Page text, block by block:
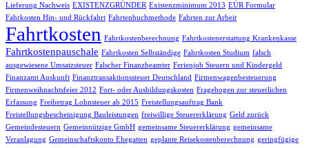
Lieferung Nachweis EXISTENZGRÜNDER Existenzminimum 2013 EÜR Formular
Fahrkosten Hin- und Rückfahrt Fahrtenbuchmethode Fahrten zur Arbeit
Fahrtkosten Fahrtkostenberechnung Fahrtkostenerstattung Krankenkasse
Fahrtkostenpauschale Fahrtkosten Selbständige Fahrtkosten Studium falsch
ausgewiesene Umsatzsteuer Falscher Finanzbeamter Ferienjob Steuern und Kindergeld
Finanzamt Auskunft Finanztransaktionssteuer Deutschland Firmenwagenbesteuerung
Firmenweihnachtsfeier 2012 Fort- oder Ausbildungskosten Fragebogen zur steuerlichen
Erfassung Freibetrag Lohnsteuer ab 2015 Freistellungsauftrag Bank
Freistellungsbescheinigung Bauleistungen freiwillige Steuererklärung Geld zurück
Gemeindesteuern Gemeinnützige GmbH gemeinsame Steuererklärung gemeinsame
Veranlagung Gemeinschaftskonto Ehegatten geplante Reisekostenberechnung geringfügige